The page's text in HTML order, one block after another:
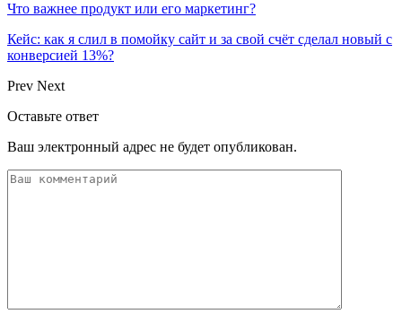
Что важнее продукт или его маркетинг?
Кейс: как я слил в помойку сайт и за свой счёт сделал новый с
конверсией 13%?
Prev Next
Оставьте ответ
Ваш электронный адрес не будет опубликован.